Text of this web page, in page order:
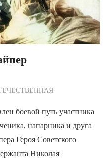
боевой путь участника
напарника и друга
Героя Советского
Николая